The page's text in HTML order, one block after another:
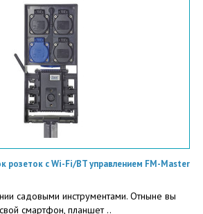
розеток с Wi-Fi/BT управлением FM-Master
садовыми инструментами. Отныне вы
смартфон, планшет ..